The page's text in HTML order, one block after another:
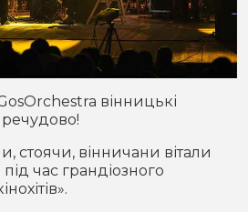
вінницькі
стоячи, вінничани вітали
час грандіозного